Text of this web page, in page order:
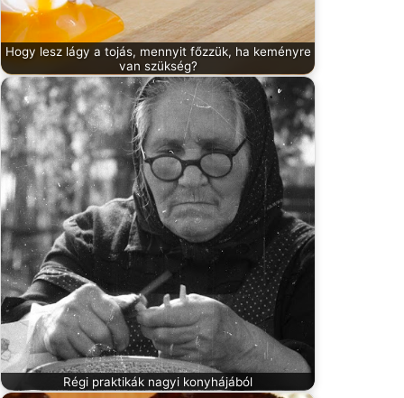
Hogy lesz lágy a tojás, mennyit főzzük, ha keményre
van szükség?
Régi praktikák nagyi konyhájából